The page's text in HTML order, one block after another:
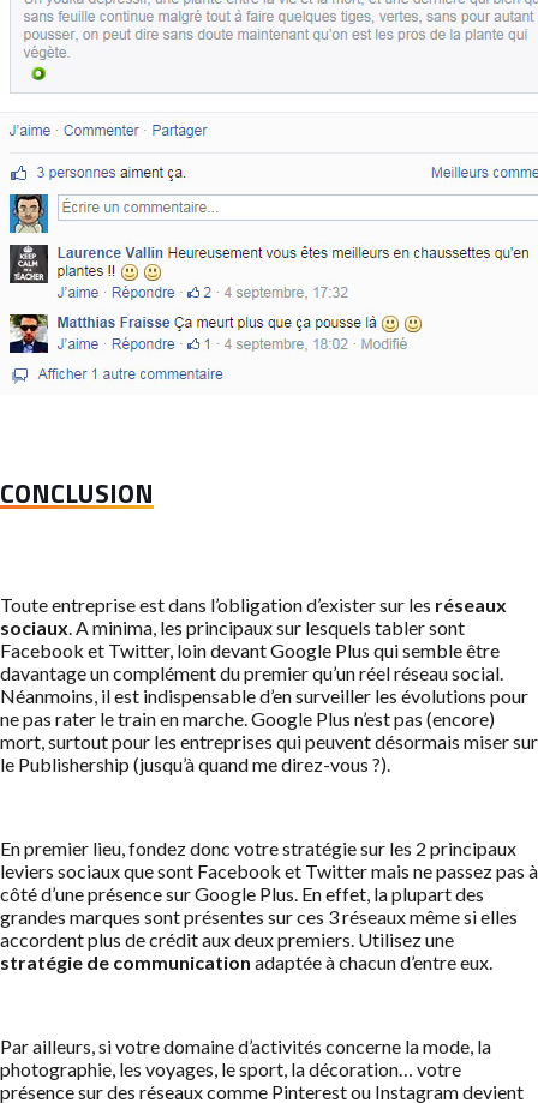
CONCLUSION
Toute entreprise est dans l’obligation d’exister sur les réseaux
sociaux . A minima, les principaux sur lesquels tabler sont
Facebook et Twitter, loin devant Google Plus qui semble être
davantage un complément du premier qu’un réel réseau social.
Néanmoins, il est indispensable d’en surveiller les évolutions pour
ne pas rater le train en marche. Google Plus n’est pas (encore)
mort, surtout pour les entreprises qui peuvent désormais miser sur
le Publishership (jusqu’à quand me direz-vous ?).
En premier lieu, fondez donc votre stratégie sur les 2 principaux
leviers sociaux que sont Facebook et Twitter mais ne passez pas à
côté d’une présence sur Google Plus. En effet, la plupart des
grandes marques sont présentes sur ces 3 réseaux même si elles
accordent plus de crédit aux deux premiers. Utilisez une
stratégie de communication adaptée à chacun d’entre eux.
Par ailleurs, si votre domaine d’activités concerne la mode, la
photographie, les voyages, le sport, la décoration… votre
présence sur des réseaux comme Pinterest ou Instagram devient